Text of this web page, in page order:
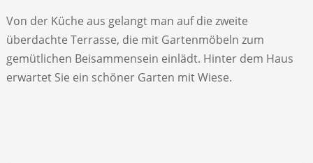
Von der Küche aus gelangt man auf die zweite
überdachte Terrasse, die mit Gartenmöbeln zum
gemütlichen Beisammensein einlädt. Hinter dem Haus
erwartet Sie ein schöner Garten mit Wiese.